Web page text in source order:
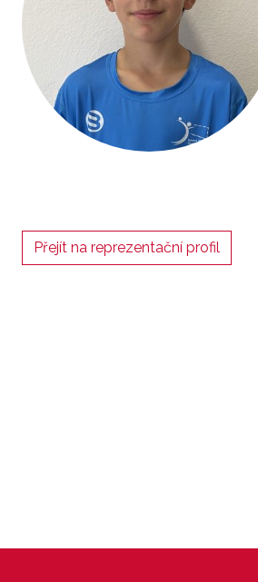
Přejít na reprezentační profil